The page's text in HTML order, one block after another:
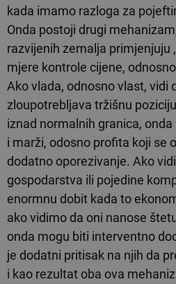
kada imamo razloga za
Onda postoji drugi
razvijenih zemalja primjenjuju
mjere kontrole cijene,
Ako vlada, odnosno vlast, vidi
zloupotrebljava tržišnu
iznad normalnih granica,
i marži, odosno profita koji se
dodatno oporezivanje. Ako
gospodarstva ili pojedine
enormnu dobit kada to
ako vidimo da oni nanose
onda mogu biti interventno
je dodatni pritisak na njih da
i kao rezultat oba ova